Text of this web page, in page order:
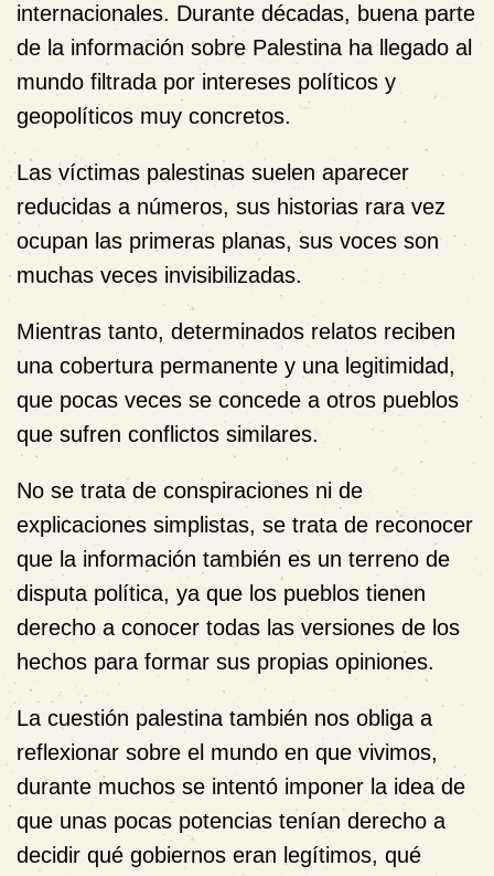
internacionales. Durante décadas, buena parte
de la información sobre Palestina ha llegado al
mundo filtrada por intereses políticos y
geopolíticos muy concretos.
Las víctimas palestinas suelen aparecer
reducidas a números, sus historias rara vez
ocupan las primeras planas, sus voces son
muchas veces invisibilizadas.
Mientras tanto, determinados relatos reciben
una cobertura permanente y una legitimidad,
que pocas veces se concede a otros pueblos
que sufren conflictos similares.
No se trata de conspiraciones ni de
explicaciones simplistas, se trata de reconocer
que la información también es un terreno de
disputa política, ya que los pueblos tienen
derecho a conocer todas las versiones de los
hechos para formar sus propias opiniones.
La cuestión palestina también nos obliga a
reflexionar sobre el mundo en que vivimos,
durante muchos se intentó imponer la idea de
que unas pocas potencias tenían derecho a
decidir qué gobiernos eran legítimos, qué